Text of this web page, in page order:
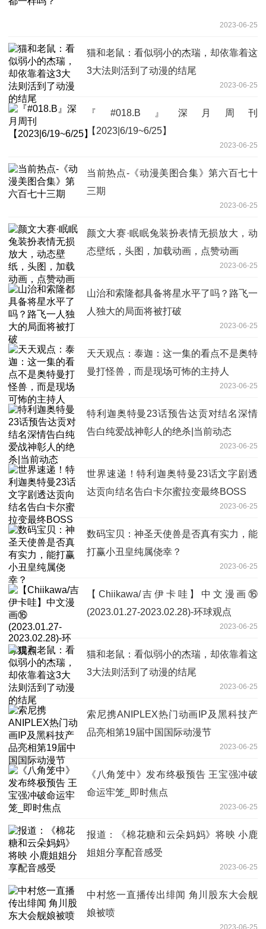
2023-06-25
猫和老鼠：看似弱小的杰瑞，却依靠着这
3大法则活到了动漫的结尾
2023-06-25
『#018.B』深月周刊
【2023|6/19~6/25】
2023-06-25
当前热点-《动漫美图合集》第六百七十
三期
2023-06-25
颜文大赛·眠眠兔装扮表情无损放大，动
态壁纸，头图，加载动画，点赞动画
2023-06-25
山治和索隆都具备将星水平了吗？路飞一
人独大的局面将被打破
2023-06-25
天天观点：泰迦：这一集的看点不是奥特
曼打怪兽，而是现场可怖的主持人
2023-06-25
特利迦奥特曼23话预告达贡对结名深情
告白纯爱战神彰人的绝杀|当前动态
2023-06-25
世界速递！特利迦奥特曼23话文字剧透
达贡向结名告白卡尔蜜拉变最终BOSS
2023-06-25
数码宝贝：神圣天使兽是否真有实力，能
打赢小丑皇纯属侥幸？
2023-06-25
【Chiikawa/吉伊卡哇】中文漫画⑯
(2023.01.27-2023.02.28)-环球观点
2023-06-25
猫和老鼠：看似弱小的杰瑞，却依靠着这
3大法则活到了动漫的结尾
2023-06-25
索尼携ANIPLEX热门动画IP及黑科技产
品亮相第19届中国国际动漫节
2023-06-25
《八角笼中》发布终极预告 王宝强冲破
命运牢笼_即时焦点
2023-06-25
报道：《棉花糖和云朵妈妈》将映 小鹿
姐姐分享配音感受
2023-06-25
中村悠一直播传出绯闻 角川股东大会舰
娘被喷
2023-06-25